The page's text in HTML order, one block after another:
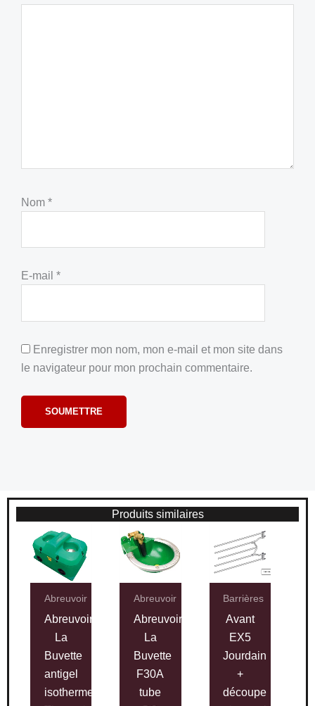
Nom *
E-mail *
Enregistrer mon nom, mon e-mail et mon site dans
le navigateur pour mon prochain commentaire.
Produits similaires
Abreuvoir
Abreuvoir
La
Buvette
antigel
isotherme
Abreuvoir
Abreuvoir
La
Buvette
F30A
tube
Barrières
Avant
EX5
Jourdain
+
découpe